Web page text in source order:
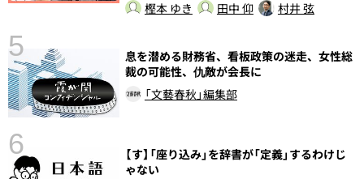
樫本 ゆき 田中 仰 村井 弦
5
息を潜める財務省、看板政策の迷走、女性総
裁の可能性、仇敵が会長に
「文藝春秋」編集部
6
【す】「座り込み」を辞書が「定義」するわけじ
ゃない